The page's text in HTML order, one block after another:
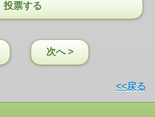
投票する
次へ >
<<戻る